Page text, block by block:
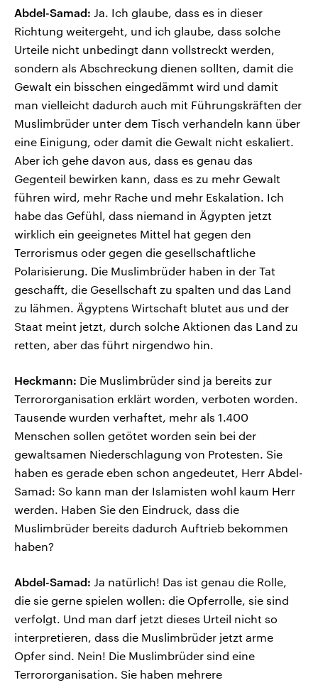
Abdel-Samad: Ja. Ich glaube, dass es in dieser
Richtung weitergeht, und ich glaube, dass solche
Urteile nicht unbedingt dann vollstreckt werden,
sondern als Abschreckung dienen sollten, damit die
Gewalt ein bisschen eingedämmt wird und damit
man vielleicht dadurch auch mit Führungskräften der
Muslimbrüder unter dem Tisch verhandeln kann über
eine Einigung, oder damit die Gewalt nicht eskaliert.
Aber ich gehe davon aus, dass es genau das
Gegenteil bewirken kann, dass es zu mehr Gewalt
führen wird, mehr Rache und mehr Eskalation. Ich
habe das Gefühl, dass niemand in Ägypten jetzt
wirklich ein geeignetes Mittel hat gegen den
Terrorismus oder gegen die gesellschaftliche
Polarisierung. Die Muslimbrüder haben in der Tat
geschafft, die Gesellschaft zu spalten und das Land
zu lähmen. Ägyptens Wirtschaft blutet aus und der
Staat meint jetzt, durch solche Aktionen das Land zu
retten, aber das führt nirgendwo hin.
Heckmann: Die Muslimbrüder sind ja bereits zur
Terrororganisation erklärt worden, verboten worden.
Tausende wurden verhaftet, mehr als 1.400
Menschen sollen getötet worden sein bei der
gewaltsamen Niederschlagung von Protesten. Sie
haben es gerade eben schon angedeutet, Herr Abdel-
Samad: So kann man der Islamisten wohl kaum Herr
werden. Haben Sie den Eindruck, dass die
Muslimbrüder bereits dadurch Auftrieb bekommen
haben?
Abdel-Samad: Ja natürlich! Das ist genau die Rolle,
die sie gerne spielen wollen: die Opferrolle, sie sind
verfolgt. Und man darf jetzt dieses Urteil nicht so
interpretieren, dass die Muslimbrüder jetzt arme
Opfer sind. Nein! Die Muslimbrüder sind eine
Terrororganisation. Sie haben mehrere